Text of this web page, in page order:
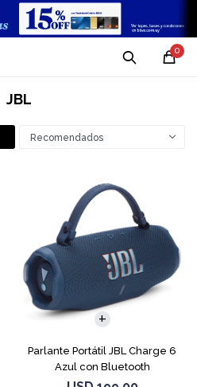
0
JBL
Recomendados
Parlante Portátil JBL Charge 6
Azul con Bluetooth